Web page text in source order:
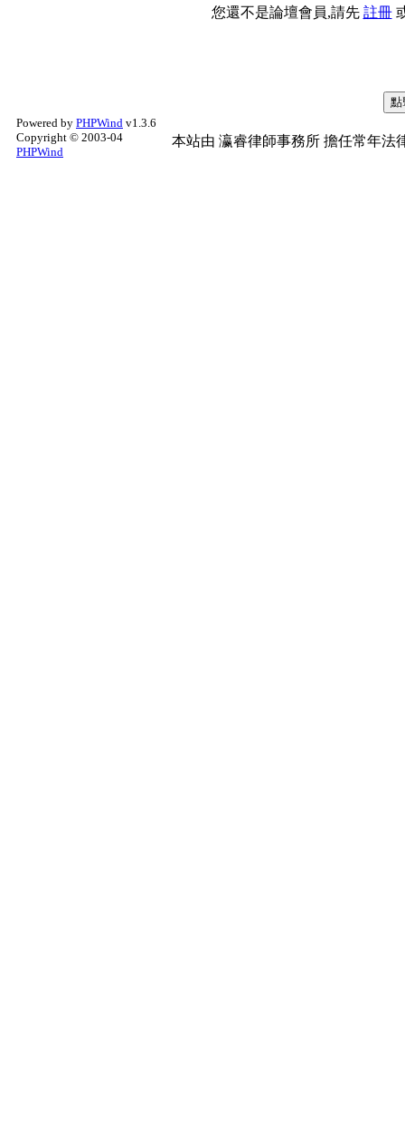
您還不是論壇會員,請先 註冊
Powered by PHPWind v1.3.6
Copyright © 2003-04
PHPWind
本站由 瀛睿律師事務所 擔任常年法